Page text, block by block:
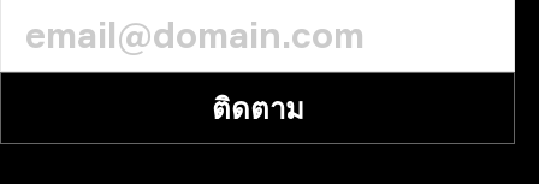
ติดตาม